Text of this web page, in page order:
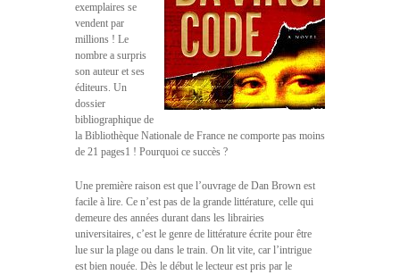
exemplaires se
vendent par
millions ! Le
nombre a surpris
son auteur et ses
éditeurs. Un
dossier
bibliographique de
la Bibliothèque Nationale de France ne comporte pas moins
de 21 pages1 ! Pourquoi ce succès ?
Une première raison est que l’ouvrage de Dan Brown est
facile à lire. Ce n’est pas de la grande littérature, celle qui
demeure des années durant dans les librairies
universitaires, c’est le genre de littérature écrite pour être
lue sur la plage ou dans le train. On lit vite, car l’intrigue
est bien nouée. Dès le début le lecteur est pris par le